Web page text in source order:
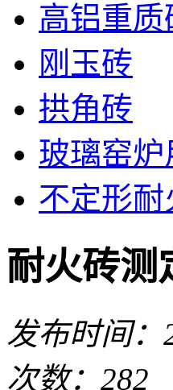
高铝重质
刚玉砖
拱角砖
玻璃窑
不定形耐
耐火砖测
发布时间：
次数：282